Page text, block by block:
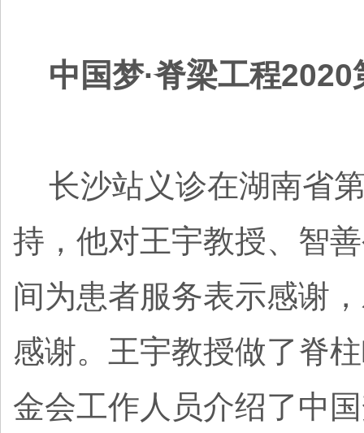
中国梦·脊梁工程
长沙站义诊在湖南省
持，他对王宇教授、智
间为患者服务表示感谢
感谢。王宇教授做了脊
金会工作人员介绍了中